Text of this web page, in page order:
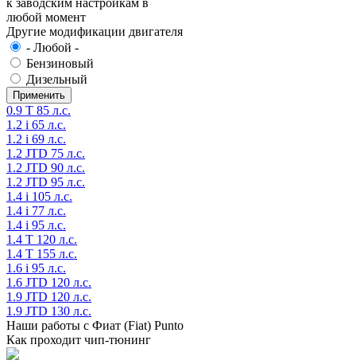
любой момент
Другие модификации двигателя
- Любой -
Бензиновый
Дизельный
0.9 T 85 л.с.
1.2 i 65 л.с.
1.2 i 69 л.с.
1.2 JTD 75 л.с.
1.2 JTD 90 л.с.
1.2 JTD 95 л.с.
1.4 i 105 л.с.
1.4 i 77 л.с.
1.4 i 95 л.с.
1.4 T 120 л.с.
1.4 T 155 л.с.
1.6 i 95 л.с.
1.6 JTD 120 л.с.
1.9 JTD 120 л.с.
1.9 JTD 130 л.с.
Наши работы с Фиат (Fiat) Punto
Как проходит чип-тюнинг